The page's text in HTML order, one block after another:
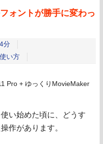
ォントが勝手に変わっ
分
い方
Pro + ゆっくりMovieMaker
い始めた頃に、どうす
作があります。